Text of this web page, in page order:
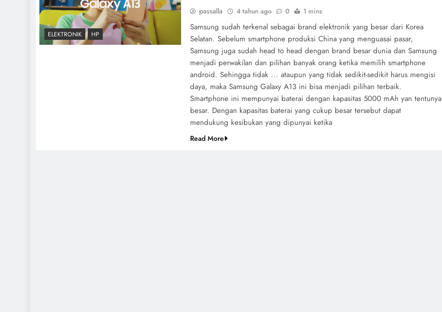
ELEKTRONIK HP
passalla 4 tahun ago 0 1 mins
Samsung sudah terkenal sebagai brand elektronik yang besar dari Korea
Selatan. Sebelum smartphone produksi China yang menguasai pasar,
Samsung juga sudah head to head dengan brand besar dunia dan Samsung
menjadi perwakilan dan pilihan banyak orang ketika memilih smartphone
android. Sehingga tidak ... ataupun yang tidak sedikit-sedikit harus mengisi
daya, maka Samsung Galaxy A13 ini bisa menjadi pilihan terbaik.
Smartphone ini mempunyai baterai dengan kapasitas 5000 mAh yan tentunya
besar. Dengan kapasitas baterai yang cukup besar tersebut dapat
mendukung kesibukan yang dipunyai ketika
Read More